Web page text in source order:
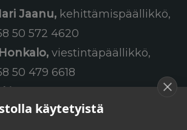
Jaanu, kehittämispäällikkö,
50 572 4620
viestintäpäällikkö,
50 479 6618
käytetyistä